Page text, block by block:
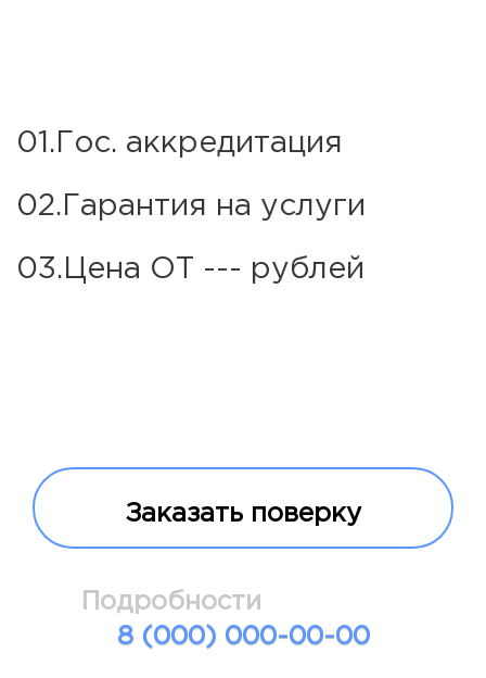
01.Гос. аккредитация
02.Гарантия на услуги
03.Цена ОТ --- рублей
Заказать поверку
Подробности
8 (000) 000-00-00